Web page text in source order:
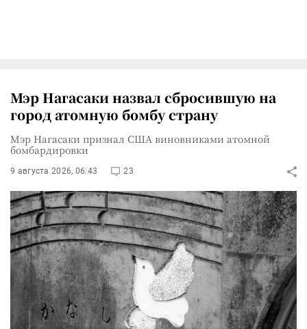
Мэр Нагасаки назвал сбросившую на
город атомную бомбу страну
Мэр Нагасаки признал США виновниками атомной
бомбардировки
9 августа 2026, 06:43 23